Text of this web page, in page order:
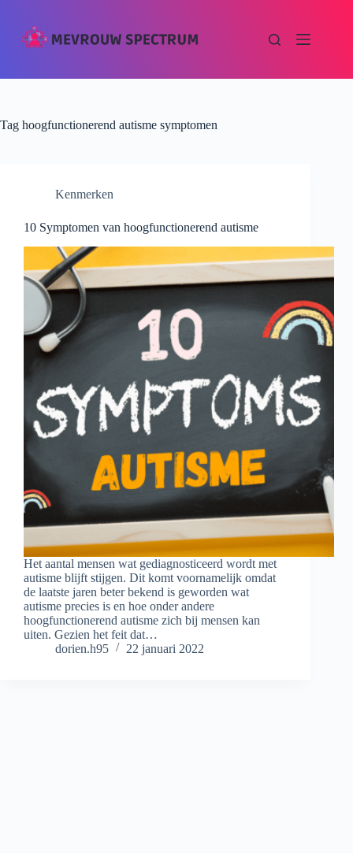
Tag hoogfunctionerend autisme symptomen
Kenmerken
10 Symptomen van hoogfunctionerend autisme
Het aantal mensen wat gediagnosticeerd wordt met
autisme blijft stijgen. Dit komt voornamelijk omdat
de laatste jaren beter bekend is geworden wat
autisme precies is en hoe onder andere
hoogfunctionerend autisme zich bij mensen kan
uiten. Gezien het feit dat…
dorien.h95
22 januari 2022